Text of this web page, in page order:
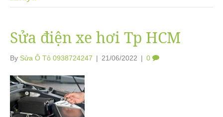
Sửa điện xe hơi Tp HCM
By Sửa Ô Tô 0938724247 | 21/06/2022 | 0